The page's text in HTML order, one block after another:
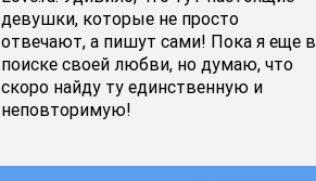
девушки, которые не просто
отвечают, а пишут сами! Пока я еще в
поиске своей любви, но думаю, что
скоро найду ту единственную и
неповторимую!